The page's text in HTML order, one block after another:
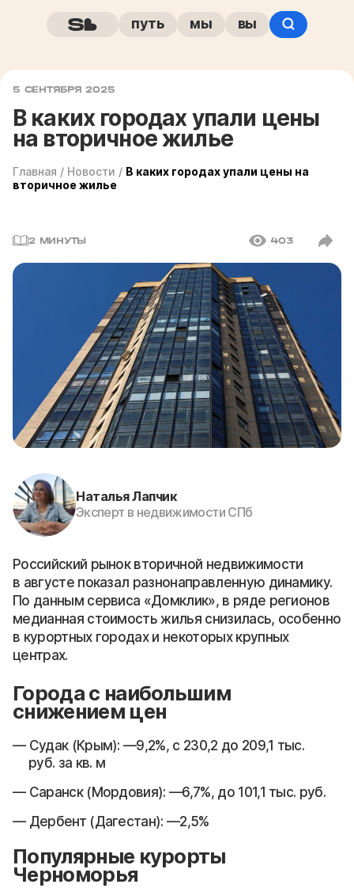
путь мы вы
5 СЕНТЯБРЯ 2025
В каких городах упали цены
на вторичное жилье
Главная / Новости / В каких городах упали цены на
вторичное жилье
2 МИНУТЫ 403
Наталья Лапчик
Эксперт в недвижимости СПб
Российский рынок вторичной недвижимости
в августе показал разнонаправленную динамику.
По данным сервиса «Домклик», в ряде регионов
медианная стоимость жилья снизилась, особенно
в курортных городах и некоторых крупных
центрах.
Города с наибольшим
снижением цен
Судак (Крым): —9,2%, с 230,2 до 209,1 тыс.
руб. за кв. м
Саранск (Мордовия): —6,7%, до 101,1 тыс. руб.
Дербент (Дагестан): —2,5%
Популярные курорты
Черноморья